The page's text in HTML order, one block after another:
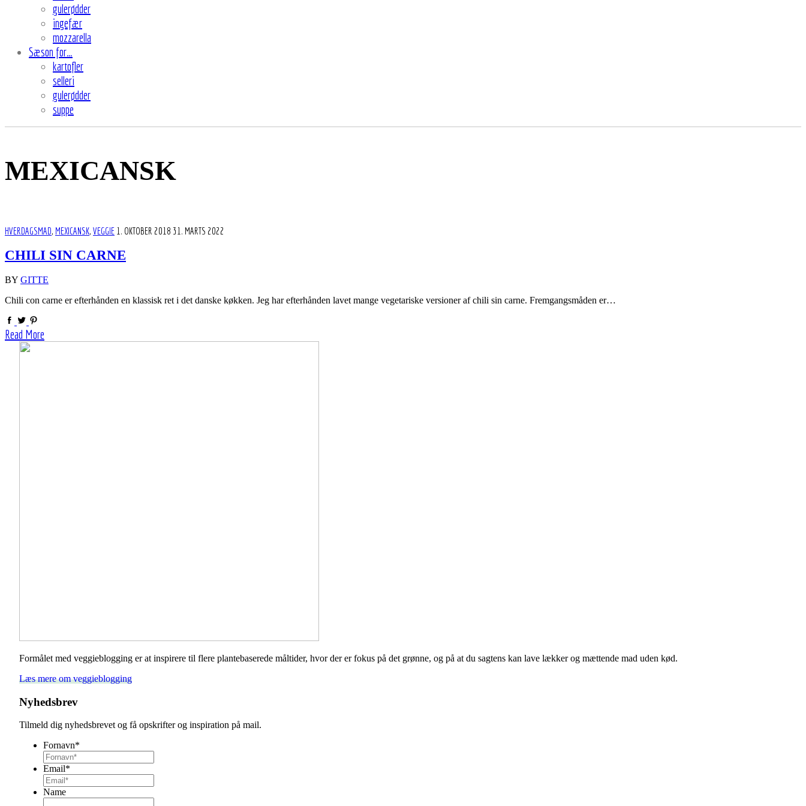
gulerødder
ingefær
mozzarella
Sæson for…
kartofler
selleri
gulerødder
suppe
MEXICANSK
HVERDAGSMAD, MEXICANSK, VEGGIE 1. OKTOBER 2018 31. MARTS 2022
CHILI SIN CARNE
BY GITTE
Chili con carne er efterhånden en klassisk ret i det danske køkken. Jeg har efterhånden lavet mange vegetariske versioner af chili sin carne. Fremgangsmåden er…
Read More
Formålet med veggieblogging er at inspirere til flere plantebaserede måltider, hvor der er fokus på det grønne, og på at du sagtens kan lave lækker og mættende mad uden kød.
Læs mere om veggieblogging
Nyhedsbrev
Tilmeld dig nyhedsbrevet og få opskrifter og inspiration på mail.
Fornavn*
Email*
Name